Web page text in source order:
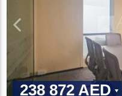
238 872 AED